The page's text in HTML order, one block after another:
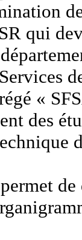
qui
«
des